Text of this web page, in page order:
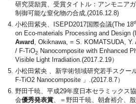
研究奨励賞、受賞タイトル：アンモニア
制御可能な窒化物の合成,(2016.12.8)
小松田紫央、ISEPD2017国際会議(The 18
on Eco-materials Processing and Design
Award , Okiknawa, = S. KOMATSUDA,
/ F-TiO2
Nanocomposite with Enhanced
Visible Light Irradiation.(2017.2.19）
小松田紫央 、新学術領域研究若手スクー
F-TiO2 Nanocomposite 」.(2017.8.7）
野田千暁、平成29年度日本セラミックス
会優秀発表賞、＝野田千暁、朝倉裕介、